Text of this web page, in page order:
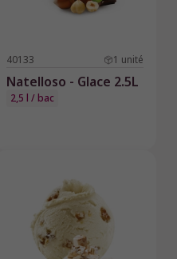
40133 1 unité
Natelloso - Glace 2.5L
2,5 l / bac